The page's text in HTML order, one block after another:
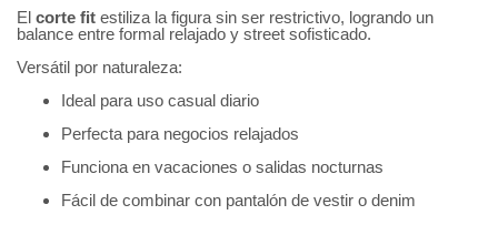
El corte fit estiliza la figura sin ser restrictivo, logrando un
balance entre formal relajado y street sofisticado.
Versátil por naturaleza:
Ideal para uso casual diario
Perfecta para negocios relajados
Funciona en vacaciones o salidas nocturnas
Fácil de combinar con pantalón de vestir o denim